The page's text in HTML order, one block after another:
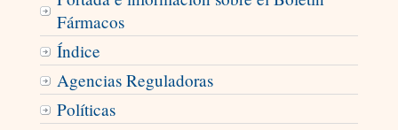
Fármacos
Índice
Agencias Reguladoras
Políticas